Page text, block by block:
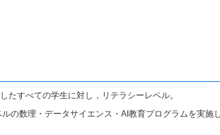
すべての学生に対し，リテラシーレベル。
の数理・データサイエンス・AI教育プログラムを実施